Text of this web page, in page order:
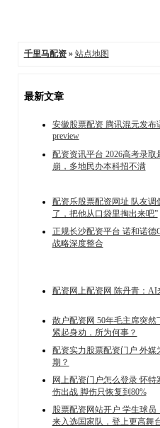
千里马配资» 站点地图
最新文章
安徽股票配资 腾讯混元发布
preview
配资资讯平台 2026高考录
崩，多地民办本科招不满
配资乐股票配资网址 队友调
了，把他从口袋里掏出来吧”
正规长沙配资平台 诺和诺德
战略深度整合
配资网上配资网 陈丹青：AI
散户配资网 50年毛主席突
紧起身劝，所为何事？
配资实力股票配资门户 外媒
期？
网上配资门户怎么登录 怀
伤出战 脚伤只恢复到80%
股票配资网站开户 学生球
来入选国家队，登上更高舞